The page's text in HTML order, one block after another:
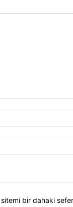
bir dahaki